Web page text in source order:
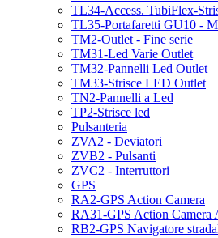
TL34-Access. TubiFlex-
TL35-Portafaretti GU10 -
TM2-Outlet - Fine serie
TM31-Led Varie Outlet
TM32-Pannelli Led Outlet
TM33-Strisce LED Outlet
TN2-Pannelli a Led
TP2-Strisce led
Pulsanteria
ZVA2 - Deviatori
ZVB2 - Pulsanti
ZVC2 - Interruttori
GPS
RA2-GPS Action Camera
RA31-GPS Action Camera
RB2-GPS Navigatore